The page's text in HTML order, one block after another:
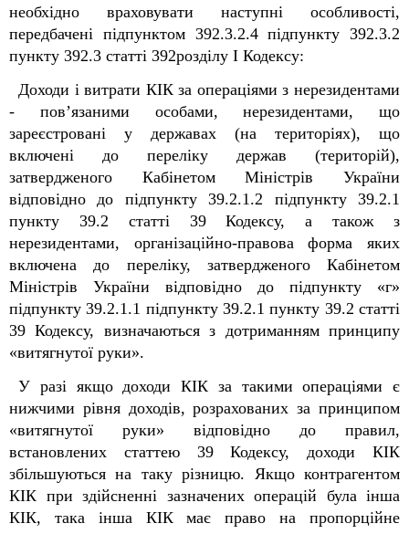
необхідно враховувати наступні особливості,
передбачені підпунктом 392.3.2.4 підпункту 392.3.2
пункту 392.3 статті 392розділу I Кодексу:
Доходи і витрати КІК за операціями з нерезидентами
- пов’язаними особами, нерезидентами, що
зареєстровані у державах (на територіях), що
включені до переліку держав (територій),
затвердженого Кабінетом Міністрів України
відповідно до підпункту 39.2.1.2 підпункту 39.2.1
пункту 39.2 статті 39Кодексу, а також з
нерезидентами, організаційно-правова форма яких
включена до переліку, затвердженого Кабінетом
Міністрів України відповідно до підпункту «г»
підпункту 39.2.1.1 підпункту 39.2.1 пункту 39.2 статті
39 Кодексу, визначаються з дотриманням принципу
«витягнутої руки».
У разі якщо доходи КІК за такими операціями є
нижчими рівня доходів, розрахованих за принципом
«витягнутої руки» відповідно до правил,
встановлених статтею 39Кодексу, доходи КІК
збільшуються на таку різницю. Якщо контрагентом
КІК при здійсненні зазначених операцій була інша
КІК, така інша КІК має право на пропорційне